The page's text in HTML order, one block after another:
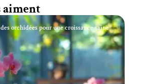
aiment
orchidées pour une croissance saine